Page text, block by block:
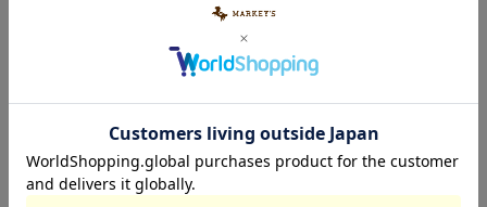
透け感のあるオリジナル総柄プリントが夏らしい、プールBAGの登場
オリジナルプリントで、まわりとかぶりにくいデザイン。
PVC素材は防水性に優れ、濡れたプールタオル・水着を入れても安
うれしい大容量で、バスタオル等ビーチアイテムもしっかり収納可能
です。
プールやレジャーの他にも、お風呂バッグとしてもオススメ。